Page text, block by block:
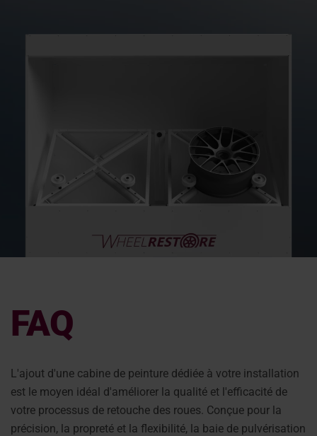
FAQ
L'ajout d'une cabine de peinture dédiée à votre installation
est le moyen idéal d'améliorer la qualité et l'efficacité de
votre processus de retouche des roues. Conçue pour la
précision, la propreté et la flexibilité, la baie de pulvérisation